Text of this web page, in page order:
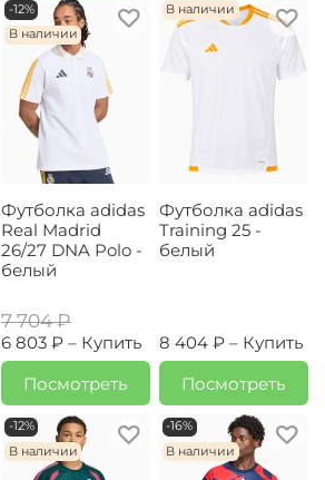
-12%
В наличии
Футболка adidas
Real Madrid
26/27 DNA Polo -
белый
7 704 ₽
6 803 ₽ – Купить
Посмотреть
В наличии
Футболка adidas
Training 25 -
белый
8 404 ₽ – Купить
Посмотреть
-12%
В наличии
-16%
В наличии